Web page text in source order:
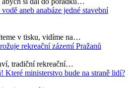
aneb anabáze jedné stavební
v tisku, vidíme na…
rekreační zázemí Pražanů
tradiční rekreační…
Které ministerstvo bude na straně lidí?